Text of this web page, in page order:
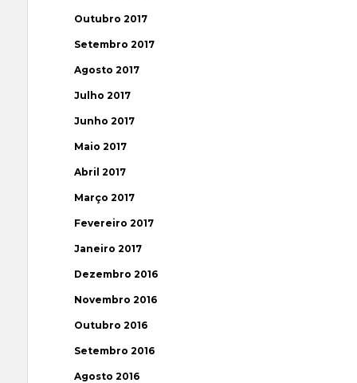
Outubro 2017
Setembro 2017
Agosto 2017
Julho 2017
Junho 2017
Maio 2017
Abril 2017
Março 2017
Fevereiro 2017
Janeiro 2017
Dezembro 2016
Novembro 2016
Outubro 2016
Setembro 2016
Agosto 2016